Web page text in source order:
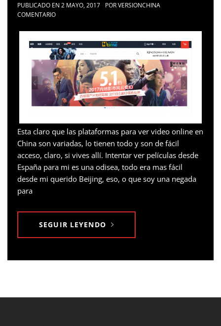
PUBLICADO EN 2 MAYO, 2017 PORVERSIONCHINA
COMENTARIO
Esta claro que las plataformas para ver video online en
China son variadas, lo tienen todo y son de fácil
acceso, claro, si vives allí. Intentar ver películas desde
España para mi es una odisea, todo era mas fácil
desde mi querido Beijing, eso, o que soy una negada
para
SEGUIR LEYENDO